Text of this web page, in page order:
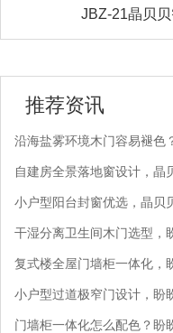
JBZ-21晶贝
推荐资讯
沿海盐雾环境木门容易褪色
自建房全景落地窗设计，晶
小户型阳台封窗优选，晶贝
干湿分离卫生间木门选型，
复式楼全屋门墙柜一体化，
小户型过道极窄门设计，盼
门墙柜一体化怎么配色？盼